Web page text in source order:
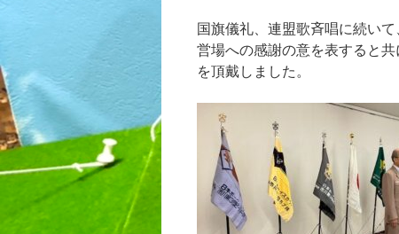
国旗儀礼、連盟歌斉唱に続い
営場への感謝の意を表すると
を頂戴しました。